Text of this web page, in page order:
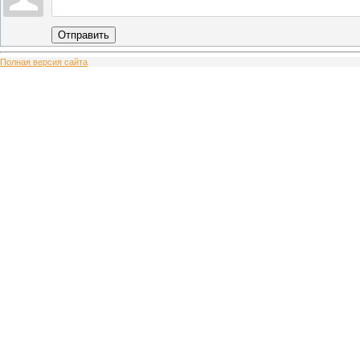
Отправить
Полная версия сайта